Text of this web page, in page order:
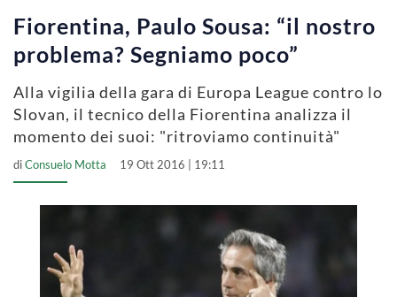
Fiorentina, Paulo Sousa: “il nostro
problema? Segniamo poco”
Alla vigilia della gara di Europa League contro lo
Slovan, il tecnico della Fiorentina analizza il
momento dei suoi: "ritroviamo continuità"
diConsuelo Motta 19 Ott 2016 | 19:11